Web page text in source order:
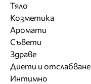
Тяло
Козметика
Аромати
Съвети
Здраве
Диети и отслабване
Интимно